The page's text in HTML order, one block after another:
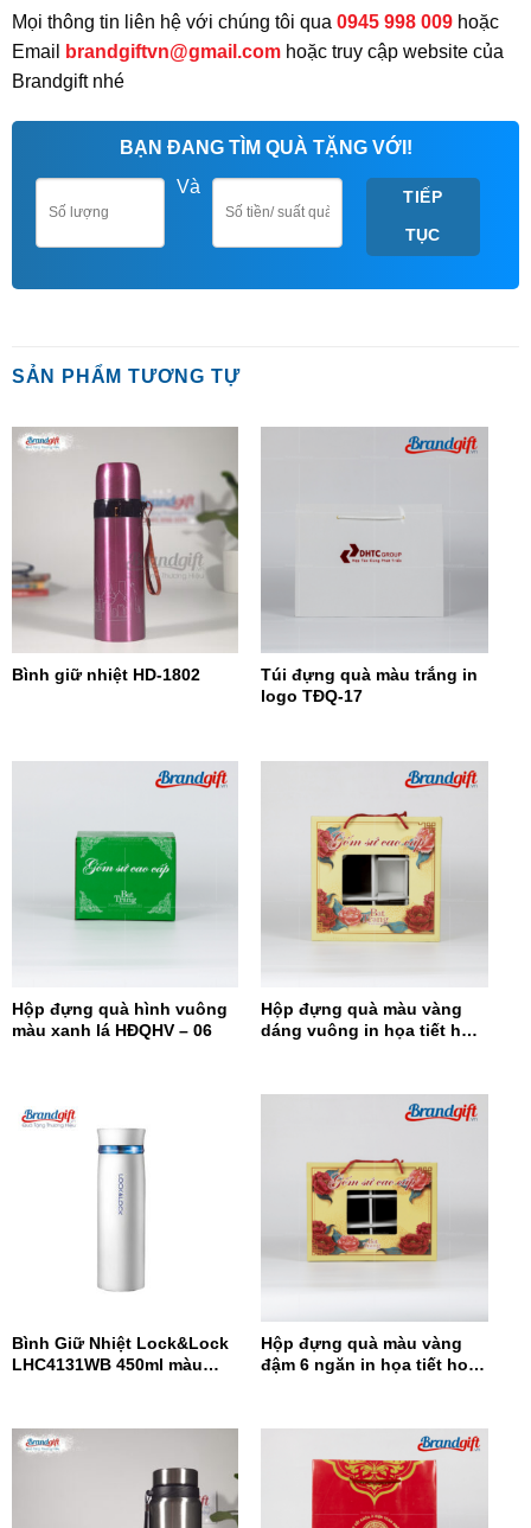
Mọi thông tin liên hệ với chúng tôi qua 0945 998 009hoặc
Email
brandgiftvn@gmail.comhoặc truy cập website của
Brandgift nhé
BẠN ĐANG TÌM QUÀ TẶNG VỚI!
Và
TIẾP
TỤC
SẢN PHẨM TƯƠNG TỰ
Bình giữ nhiệt HD-1802
Túi đựng quà màu trắng in
logo TĐQ-17
Hộp đựng quà hình vuông
màu xanh lá HĐQHV – 06
Hộp đựng quà màu vàng
dáng vuông in họa tiết hoa
Bình Giữ Nhiệt Lock&Lock
LHC4131WB 450ml màu
Hộp đựng quà màu vàng
đậm 6 ngăn in họa tiết hoa